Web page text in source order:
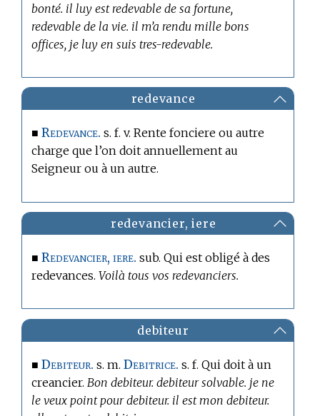
bonté. il luy est redevable de sa fortune,
redevable de la vie. il m’a rendu mille bons
offices, je luy en suis tres-redevable.
redevance
■Redevance. s. f. v. Rente fonciere ou autre
charge que l’on doit annuellement au
Seigneur ou à un autre.
redevancier, iere
■Redevancier, iere. sub. Qui est obligé à des
redevances.Voilà tous vos redevanciers.
debiteur
■Debiteur. s. m.Debitrice. s. f. Qui doit à un
creancier. Bon debiteur. debiteur solvable. je ne
le veux point pour debiteur. il est mon debiteur.